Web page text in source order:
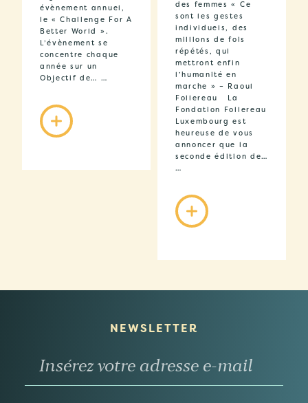
évènement annuel,
le « Challenge For A
Better World ».
L’évènement se
concentre chaque
année sur un
Objectif de… …
des femmes « Ce
sont les gestes
individuels, des
millions de fois
répétés, qui
mettront enfin
l’humanité en
marche » – Raoul
Follereau La
Fondation Follereau
Luxembourg est
heureuse de vous
annoncer que la
seconde édition de…
…
NEWSLETTER